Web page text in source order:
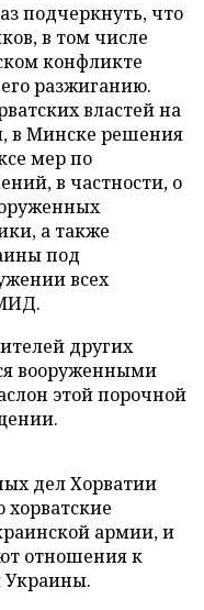
подчеркнуть, что
в том числе
конфликте
разжиганию.
властей на
в Минске решения
мер по
в частности, о
а также
под
всех
других
вооруженными
этой порочной
дел Хорватии
хорватские
армии, и
отношения к
Украины.